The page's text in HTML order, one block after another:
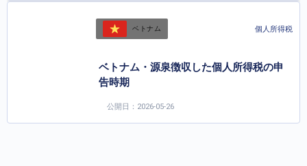
ベトナム 個人所得税
ベトナム・源泉徴収した個人所得税の申
告時期
公開日：2026-05-26